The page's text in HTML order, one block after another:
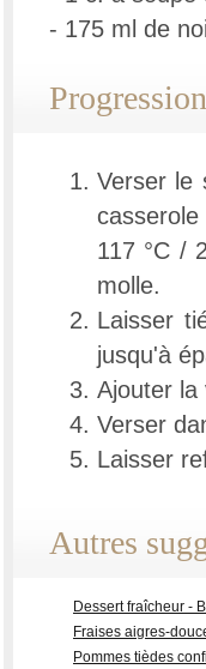
- 175 ml de
Progression
Verser le
117 °C /
molle.
Laisser
jusqu'à
Ajouter la
Verser
Laisser
Autres
Dessert fraîcheur -
Fraises aigres-
Pommes tièdes